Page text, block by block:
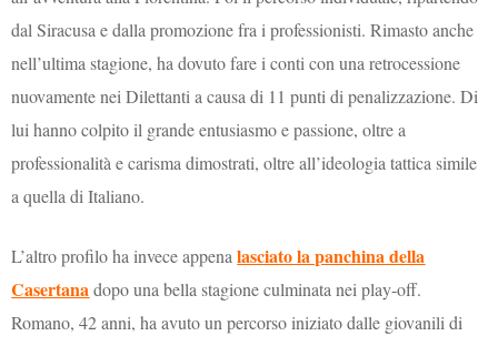
dal Siracusa e dalla promozione fra i professionisti. Rimasto anche
nell’ultima stagione, ha dovuto fare i conti con una retrocessione
nuovamente nei Dilettanti a causa di 11 punti di penalizzazione. Di
lui hanno colpito il grande entusiasmo e passione, oltre a
professionalità e carisma dimostrati, oltre all’ideologia tattica simile
a quella di Italiano.
L’altro profilo ha invece appenalasciato la panchina della
Casertanadopo una bella stagione culminata nei play-off.
Romano, 42 anni, ha avuto un percorso iniziato dalle giovanili di